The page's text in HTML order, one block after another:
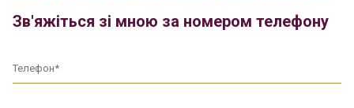
Зв'яжіться зі мною за номером телефону